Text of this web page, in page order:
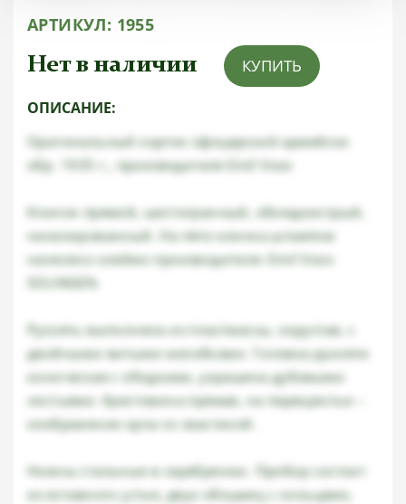
АРТИКУЛ: 1955
Нет в наличии КУПИТЬ
ОПИСАНИЕ:
Оригинальный кортик офицерский армейски
обр. 1935 г., производителя Emil Voos
Клинок прямой, шестигранный, обоюдоострый,
никелированный. На пяте клинка штампом
нанесено клеймо производителя: Emil Voos
SOLINGEN.
Рукоять выполнена из пластмассы, округлая, с
двойными витыми желобками. Головка рукояти
коническая с ободками, украшена дубовыми
листьями. Крестовина прямая, на перекрестье –
изображение орла со свастикой.
Ножны стальные в серебрении. Прибор состоит
из вставного устья, двух обоцмиц с кольцами,